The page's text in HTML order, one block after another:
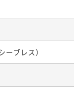
戸内キュイジ
宴
最大5％OFF
ーブレス）